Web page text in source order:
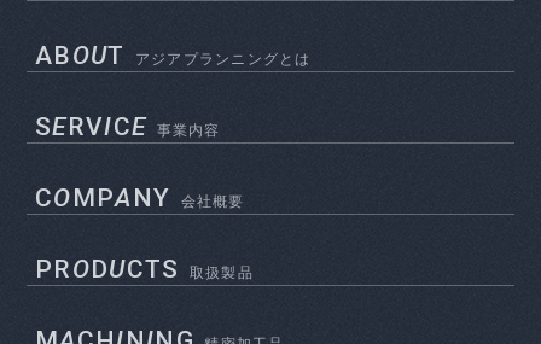
ABOUT アジアプランニングとは
SERVICE 事業内容
COMPA NY 会社概要
PRODUCTS 取扱製品